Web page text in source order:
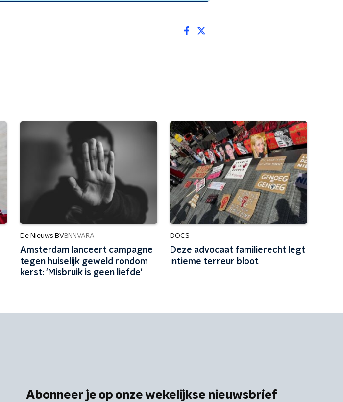
De Nieuws BVBNNVARA
Amsterdam lanceert campagne
tegen huiselijk geweld rondom
kerst: 'Misbruik is geen liefde'
DOCS
Deze advocaat familierecht legt
intieme terreur bloot
Abonneer je op onze wekelijkse nieuwsbrief